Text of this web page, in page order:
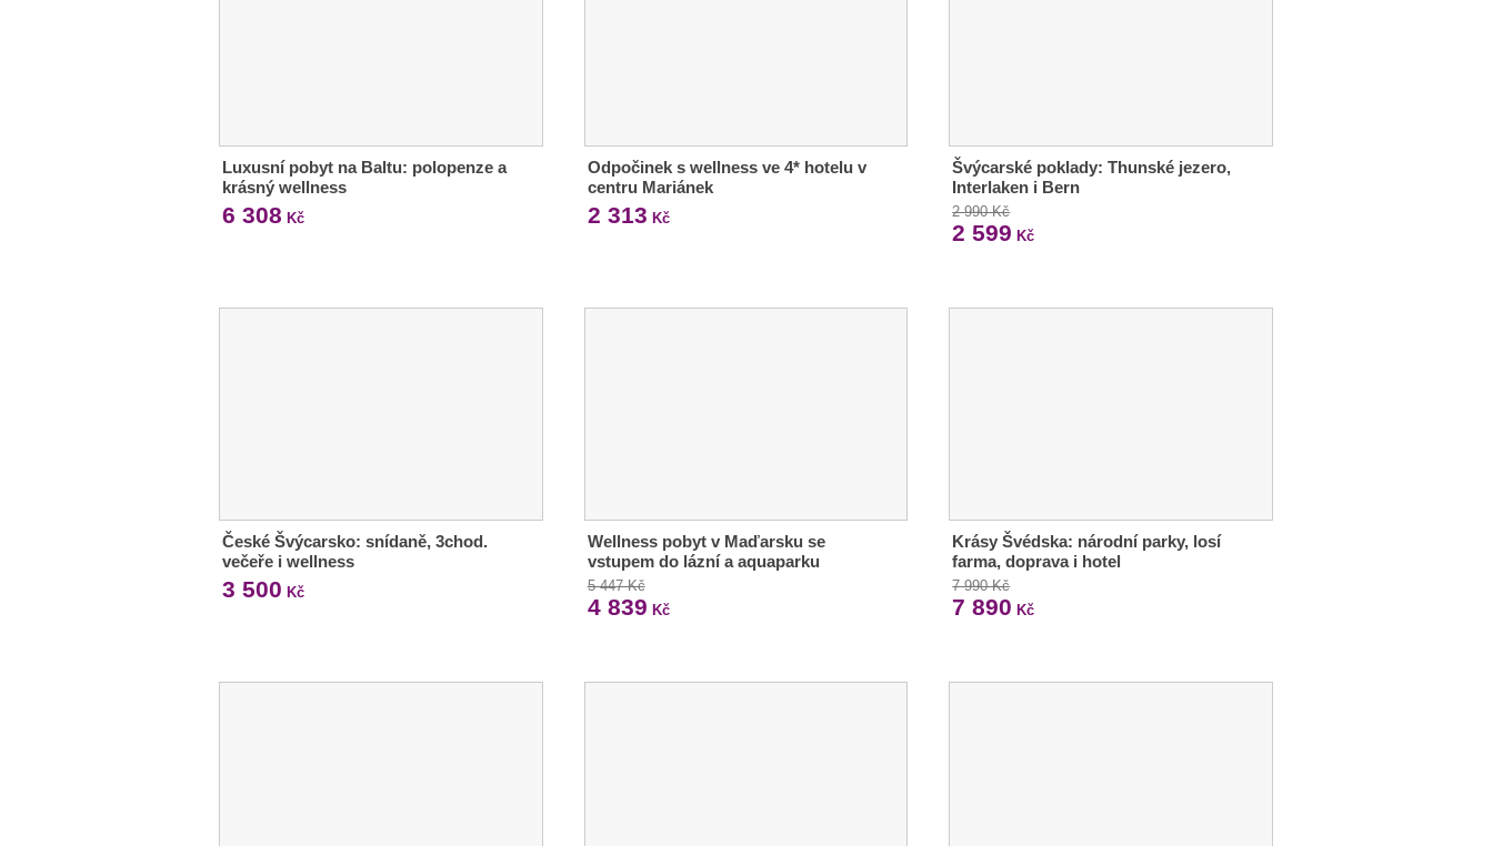
Luxusní pobyt na Baltu: polopenze a
krásný wellness
6 308 Kč
Odpočinek s wellness ve 4* hotelu v
centru Mariánek
2 313 Kč
Švýcarské poklady: Thunské jezero,
Interlaken i Bern
2 990 Kč
2 599 Kč
České Švýcarsko: snídaně, 3chod.
večeře i wellness
3 500 Kč
Wellness pobyt v Maďarsku se
vstupem do lázní a aquaparku
5 447 Kč
4 839 Kč
Krásy Švédska: národní parky, losí
farma, doprava i hotel
7 990 Kč
7 890 Kč